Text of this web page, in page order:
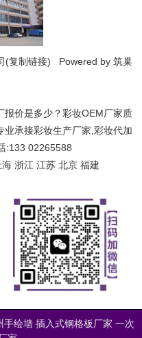
(复制链接) Powered by 筑巢
报价是多少？彩妆OEM厂家质
承接彩妆生产厂家,彩妆代加
:133 02265588
海 浙江 江苏 北京 福建
绘墙 插入式钢格板厂家 一次